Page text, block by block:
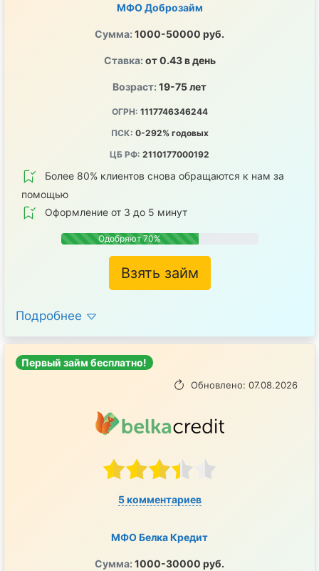
МФО Доброзайм
Сумма: 1000-50000 руб.
Ставка: от 0.43 в день
Возраст: 19-75 лет
ОГРН: 1117746346244
ПСК: 0-292% годовых
ЦБ РФ: 2110177000192
Более 80% клиентов снова обращаются к нам за
помощью
Оформление от 3 до 5 минут
Одобряют 70%
Взять займ
Подробнее
Первый займ бесплатно!
Обновлено: 07.08.2026
5 комментариев
МФО Белка Кредит
Сумма: 1000-30000 руб.